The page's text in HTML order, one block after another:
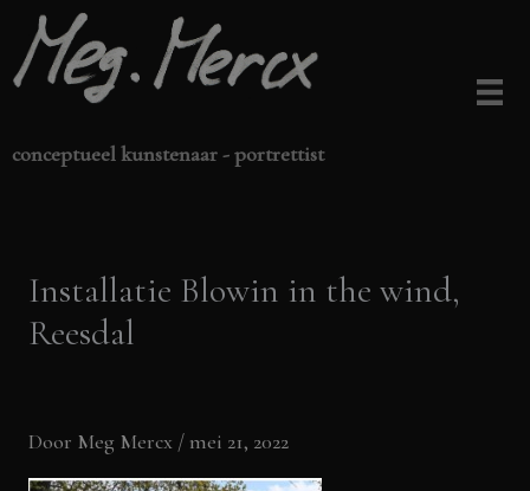
naar
de
conceptueel kunstenaar - portrettist
Installatie Blowin in the wind,
Reesdal
Door Meg Mercx / mei 21, 2022